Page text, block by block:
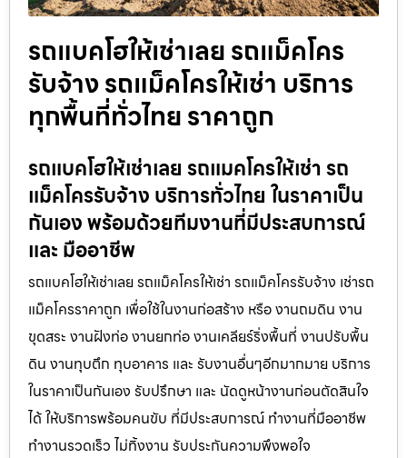
รถแบคโฮให้เช่าเลย รถแม็คโคร
รับจ้าง รถแม็คโครให้เช่า บริการ
ทุกพื้นที่ทั่วไทย ราคาถูก
รถแบคโฮให้เช่าเลย รถแมคโครให้เช่า รถ
แม็คโครรับจ้าง บริการทั่วไทย ในราคาเป็น
กันเอง พร้อมด้วยทีมงานที่มีประสบการณ์
และ มืออาชีพ
รถแบคโฮให้เช่าเลย รถแม็คโครให้เช่า รถแม็คโครรับจ้าง เช่ารถ
แม็คโครราคาถูก เพื่อใช้ในงานก่อสร้าง หรือ งานถมดิน งาน
ขุดสระ งานฝังท่อ งานยกท่อ งานเคลียร์ริ่งพื้นที่ งานปรับพื้น
ดิน งานทุบตึก ทุบอาคาร และ รับงานอื่นๆอีกมากมาย บริการ
ในราคาเป็นกันเอง รับปรึกษา และ นัดดูหน้างานก่อนตัดสินใจ
ได้ ให้บริการพร้อมคนขับ ที่มีประสบการณ์ ทำงานที่มืออาชีพ
ทำงานรวดเร็ว ไม่ทิ้งงาน รับประกันความพึงพอใจ